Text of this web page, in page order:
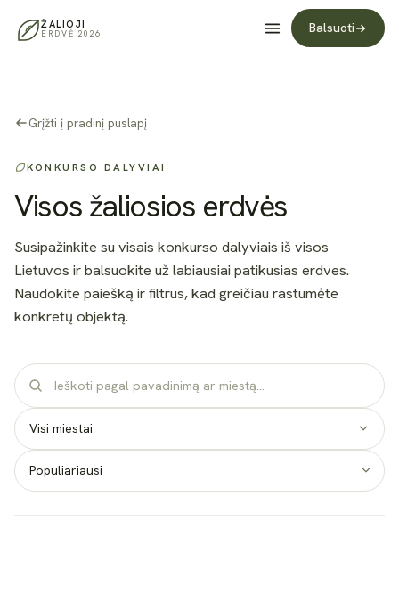
ŽALIOJI
ERDVĖ 2026 Balsuoti
Grįžti į pradinį puslapį
KONKURSO DALYVIAI
Visos žaliosios erdvės
Susipažinkite su visais konkurso dalyviais iš visos
Lietuvos ir balsuokite už labiausiai patikusias erdves.
Naudokite paiešką ir filtrus, kad greičiau rastumėte
konkretų objektą.
Visi miestai